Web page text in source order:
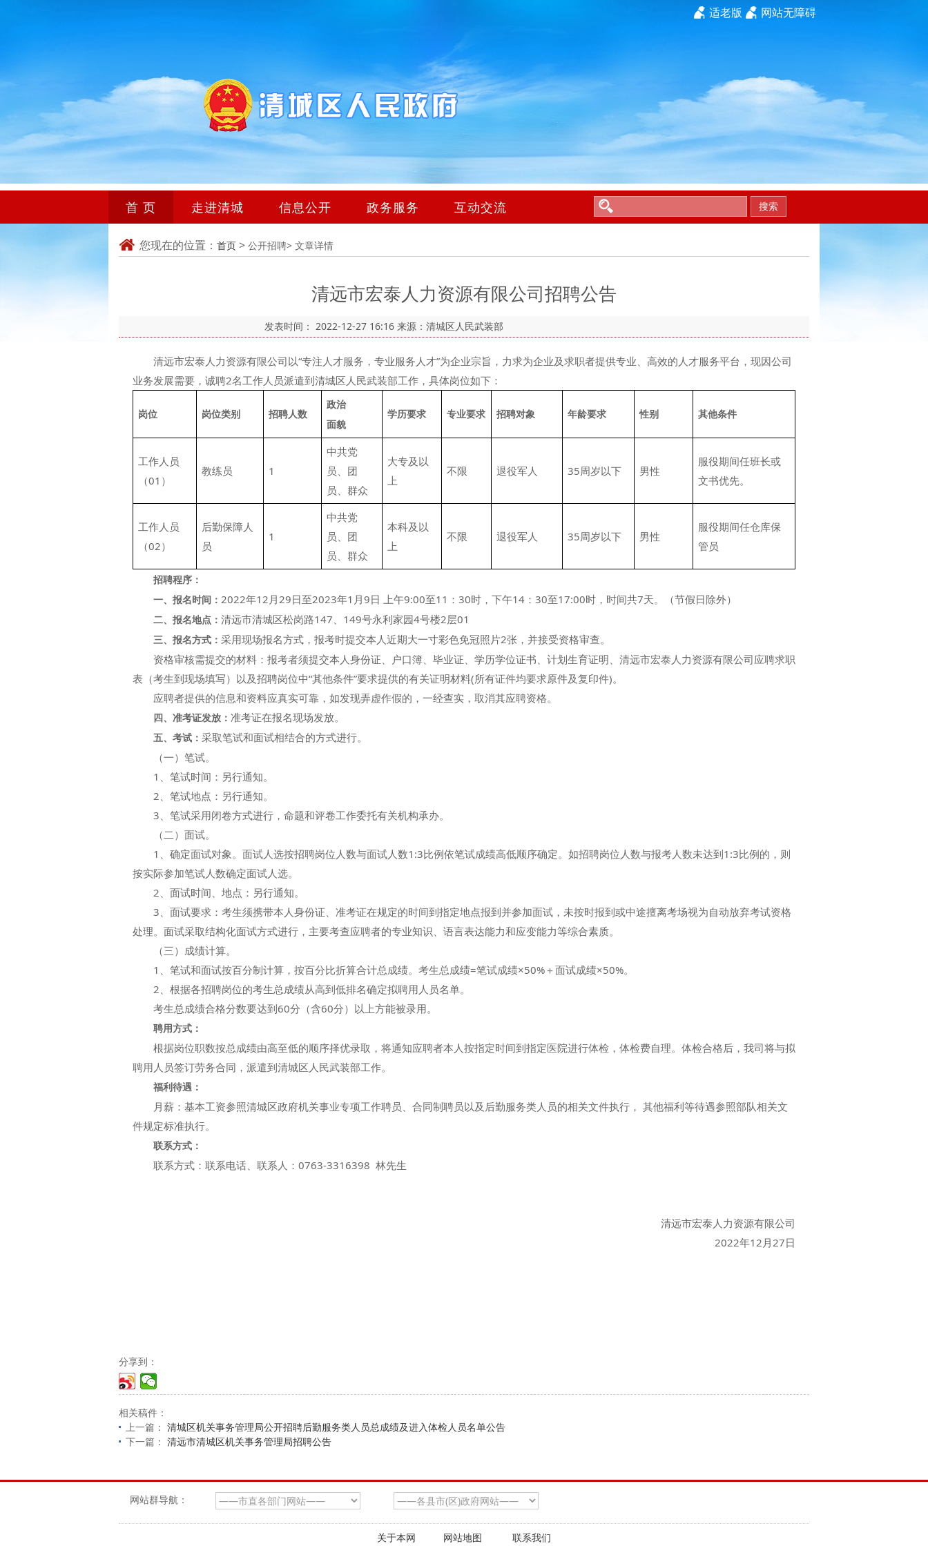
网站无障碍
适老版
首 页 走进清城 信息公开 政务服务 互动交流 搜索
您现在的位置： 首页 > 公开招聘> 文章详情
清远市宏泰人力资源有限公司招聘公告
发表时间： 2022-12-27 16:16 来源：清城区人民武装部
清远市宏泰人力资源有限公司以“专注人才服务，专业服务人才”为企业宗旨，力求为企业及求职者提供专业、高效的人才服务平台，现因公司
业务发展需要，诚聘2名工作人员派遣到清城区人民武装部工作，具体岗位如下：
岗位 岗位类别 招聘人数
政治
面貌
学历要求 专业要求 招聘对象 年龄要求 性别 其他条件
工作人员
（01）
教练员 1
中共党
员、团
员、群众
大专及以
上
不限 退役军人 35周岁以下 男性
服役期间任班长或
文书优先。
工作人员
（02）
后勤保障人
员
1
中共党
员、团
员、群众
本科及以
上
不限 退役军人 35周岁以下 男性
服役期间任仓库保
管员
招聘程序：
一、 报名时间： 2022年12月29日至2023年1月9日 上午9:00至11：30时，下午14：30至17:00时，时间共7天。（节假日除外）
二、 报名地点： 清远市清城区松岗路147、149号永利家园4号楼2层01
三、 报名方式： 采用现场报名方式，报考时提交本人近期大一寸彩色免冠照片2张，并接受资格审查。
资格审核需提交的材料：报考者须提交本人身份证、户口簿、毕业证、学历学位证书、计划生育证明、清远市宏泰人力资源有限公司应聘求职
表（考生到现场填写）以及招聘岗位中“其他条件”要求提供的有关证明材料(所有证件均要求原件及复印件)。
应聘者提供的信息和资料应真实可靠，如发现弄虚作假的，一经查实，取消其应聘资格。
四、准考证发放： 准考证在报名现场发放。
五、考试： 采取笔试和面试相结合的方式进行。
（一）笔试。
1、笔试时间：另行通知。
2、笔试地点：另行通知。
3、笔试采用闭卷方式进行，命题和评卷工作委托有关机构承办。
（二）面试。
1、确定面试对象。面试人选按招聘岗位人数与面试人数1:3比例依笔试成绩高低顺序确定。如招聘岗位人数与报考人数未达到1:3比例的，则
按实际参加笔试人数确定面试人选。
2、面试时间、地点：另行通知。
3、面试要求：考生须携带本人身份证、准考证在规定的时间到指定地点报到并参加面试，未按时报到或中途擅离考场视为自动放弃考试资格
处理。面试采取结构化面试方式进行，主要考查应聘者的专业知识、语言表达能力和应变能力等综合素质。
（三）成绩计算。
1、笔试和面试按百分制计算，按百分比折算合计总成绩。考生总成绩=笔试成绩×50%＋面试成绩×50%。
2、根据各招聘岗位的考生总成绩从高到低排名确定拟聘用人员名单。
考生总成绩合格分数要达到60分（含60分）以上方能被录用。
聘用方式：
根据岗位职数按总成绩由高至低的顺序择优录取，将通知应聘者本人按指定时间到指定医院进行体检，体检费自理。体检合格后，我司将与拟
聘用人员签订劳务合同，派遣到清城区人民武装部工作。
福利待遇：
月薪：基本工资参照清城区政府机关事业专项工作聘员、合同制聘员以及后勤服务类人员的相关文件执行， 其他福利等待遇参照部队相关文
件规定标准执行。
联系方式：
联系方式：联系电话、联系人：0763-3316398 林先生
清远市宏泰人力资源有限公司
2022年12月27日
分享到：
相关稿件：
上一篇： 清城区机关事务管理局公开招聘后勤服务类人员总成绩及进入体检人员名单公告
下一篇： 清远市清城区机关事务管理局招聘公告
网站群导航：
关于本网 网站地图 联系我们